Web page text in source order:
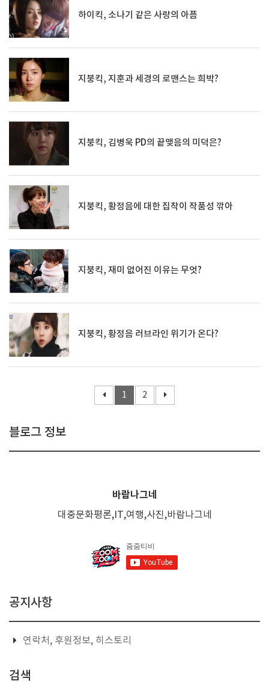
하이킥, 소나기 같은 사랑의 아픔
지붕킥, 지훈과 세경의 로맨스는 희박?
지붕킥, 김병욱 PD의 끝맺음의 미덕은?
지붕킥, 황정음에 대한 집착이 작품성 깎아
지붕킥, 재미 없어진 이유는 무엇?
지붕킥, 황정음 러브라인 위기가 온다?
1 2
블로그 정보
바람나그네
대중문화평론,IT,여행,사진,바람나그네
공지사항
연락처, 후원정보, 히스토리
검색